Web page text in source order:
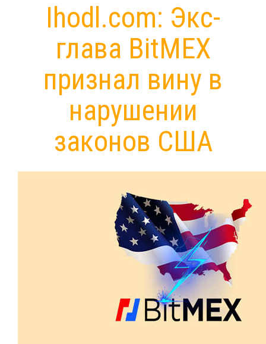
Ihodl.com: Экс-
глава BitMEX
признал вину в
нарушении
законов США